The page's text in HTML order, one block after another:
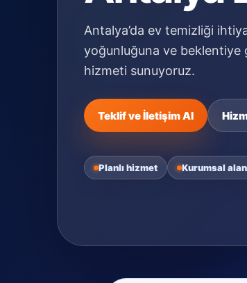
Antalya’da ev temizliği
yoğunluğuna ve
hizmeti sunuyoruz.
Teklif ve İletişim Al
Planlı hizmet Kurumsal